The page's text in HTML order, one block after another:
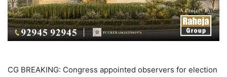
CG BREAKING: Congress appointed observers for election